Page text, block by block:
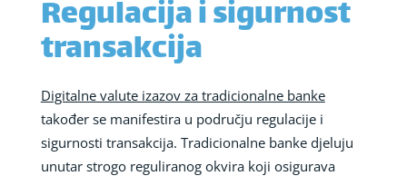
Regulacija i sigurnost
transakcija
Digitalne valute izazov za tradicionalne banke
također se manifestira u području regulacije i
sigurnosti transakcija. Tradicionalne banke djeluju
unutar strogo reguliranog okvira koji osigurava